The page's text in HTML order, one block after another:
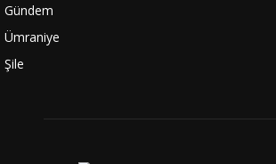
Gündem
Ümraniye
Şile